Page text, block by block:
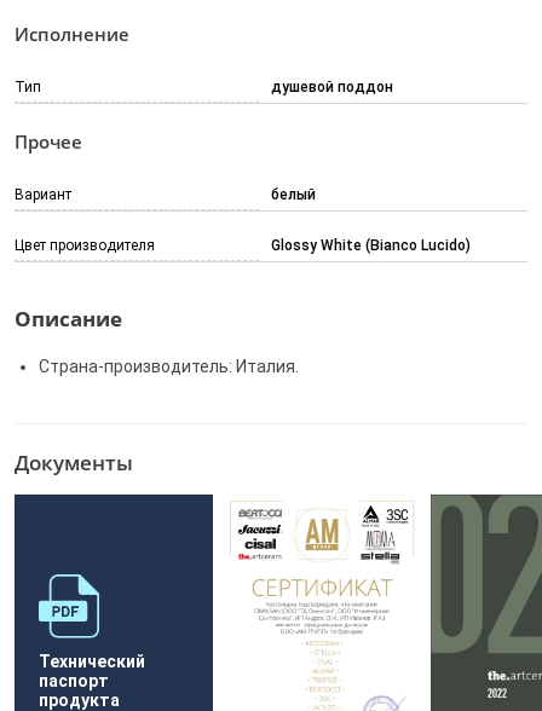
Исполнение
Тип душевой поддон
Прочее
Вариант белый
Цвет производителя Glossy White (Bianco Lucido)
Описание
Страна-производитель: Италия.
Документы
Технический
паспорт
продукта